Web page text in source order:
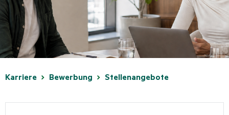
Karriere Bewerbung Stellenangebote